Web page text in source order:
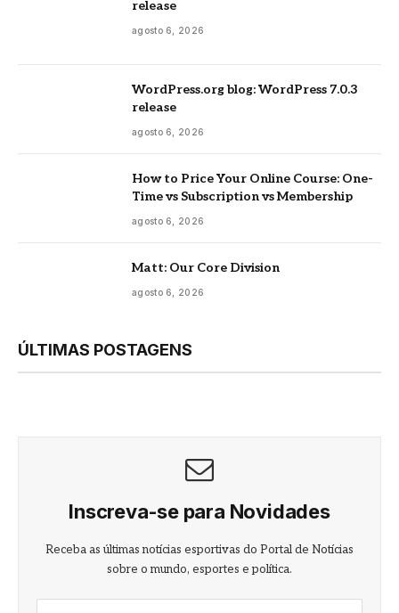
release
agosto 6, 2026
WordPress.org blog: WordPress 7.0.3
release
agosto 6, 2026
How to Price Your Online Course: One-
Time vs Subscription vs Membership
agosto 6, 2026
Matt: Our Core Division
agosto 6, 2026
ÚLTIMAS POSTAGENS
Inscreva-se para Novidades
Receba as últimas notícias esportivas do Portal de Notícias
sobre o mundo, esportes e política.